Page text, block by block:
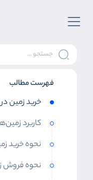
فهرست مطالب
خرید زمین
کاربرد
نحوه خرید
نحوه فروش